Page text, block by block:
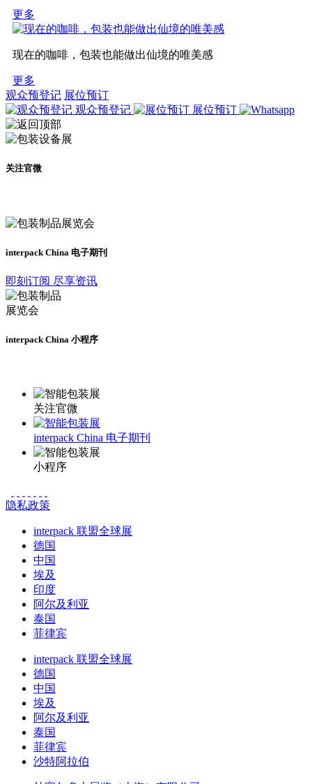
更多
现在的咖啡，包装也能做出仙境的唯美感
更多
观众预登记 展位预订
观众预登记
展位预订
关注官微
interpack China 电子期刊
即刻订阅 尽享资讯
interpack China 小程序
关注官微
interpack China 电子期刊
小程序
隐私政策
interpack 联盟全球展
德国
中国
埃及
印度
阿尔及利亚
泰国
菲律宾
interpack 联盟全球展
德国
中国
埃及
阿尔及利亚
泰国
菲律宾
沙特阿拉伯